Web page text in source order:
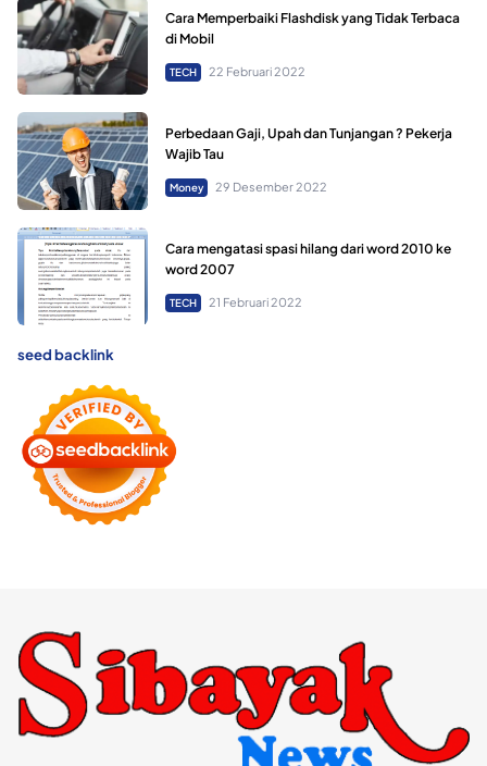
Cara Memperbaiki Flashdisk yang Tidak Terbaca
di Mobil
TECH 22 Februari 2022
Perbedaan Gaji, Upah dan Tunjangan ? Pekerja
Wajib Tau
Money 29 Desember 2022
Cara mengatasi spasi hilang dari word 2010 ke
word 2007
TECH 21 Februari 2022
seed backlink